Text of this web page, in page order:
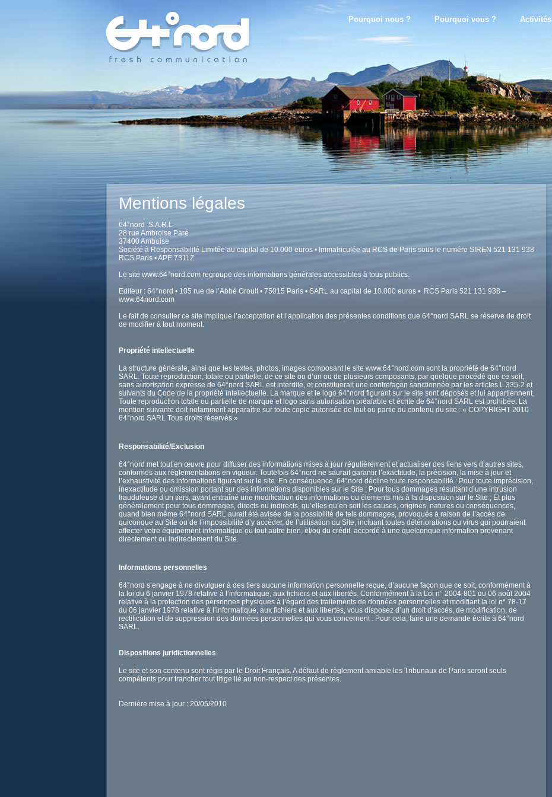
Activités
Pourquoi vous ?
Pourquoi nous ?
Mentions légales
64°nord S.A.R.L
28 rue Ambroise Paré
37400 Amboise
Société à Responsabilité Limitée au capital de 10.000 euros • Immatriculée au RCS de Paris sous le numéro SIREN 521 131 938
RCS Paris • APE 7311Z
Le site www.64°nord.com regroupe des informations générales accessibles à tous publics.
Editeur : 64°nord • 105 rue de l’Abbé Groult • 75015 Paris • SARL au capital de 10.000 euros • RCS Paris 521 131 938 –
www.64nord.com
Le fait de consulter ce site implique l’acceptation et l’application des présentes conditions que 64°nord SARL se réserve de droit
de modifier à tout moment.
Propriété intellectuelle
La structure générale, ainsi que les textes, photos, images composant le site www.64°nord.com sont la propriété de 64°nord
SARL. Toute reproduction, totale ou partielle, de ce site ou d’un ou de plusieurs composants, par quelque procédé que ce soit,
sans autorisation expresse de 64°nord SARL est interdite, et constituerait une contrefaçon sanctionnée par les articles L.335-2 et
suivants du Code de la propriété intellectuelle. La marque et le logo 64°nord figurant sur le site sont déposés et lui appartiennent.
Toute reproduction totale ou partielle de marque et logo sans autorisation préalable et écrite de 64°nord SARL est prohibée. La
mention suivante doit notamment apparaître sur toute copie autorisée de tout ou partie du contenu du site : « COPYRIGHT 2010
64°nord SARL Tous droits réservés »
Responsabilité/Exclusion
64°nord met tout en œuvre pour diffuser des informations mises à jour régulièrement et actualiser des liens vers d’autres sites,
conformes aux réglementations en vigueur. Toutefois 64°nord ne saurait garantir l’exactitude, la précision, la mise à jour et
l’exhaustivité des informations figurant sur le site. En conséquence, 64°nord décline toute responsabilité : Pour toute imprécision,
inexactitude ou omission portant sur des informations disponibles sur le Site ; Pour tous dommages résultant d’une intrusion
frauduleuse d’un tiers, ayant entraîné une modification des informations ou éléments mis à la disposition sur le Site ; Et plus
généralement pour tous dommages, directs ou indirects, qu’elles qu’en soit les causes, origines, natures ou conséquences,
quand bien même 64°nord SARL aurait été avisée de la possibilité de tels dommages, provoqués à raison de l’accès de
quiconque au Site ou de l’impossibilité d’y accéder, de l’utilisation du Site, incluant toutes détériorations ou virus qui pourraient
affecter votre équipement informatique ou tout autre bien, et/ou du crédit accordé à une quelconque information provenant
directement ou indirectement du Site.
Informations personnelles
64°nord s’engage à ne divulguer à des tiers aucune information personnelle reçue, d’aucune façon que ce soit, conformément à
la loi du 6 janvier 1978 relative à l’informatique, aux fichiers et aux libertés. Conformément à la Loi n° 2004-801 du 06 août 2004
relative à la protection des personnes physiques à l’égard des traitements de données personnelles et modifiant la loi n° 78-17
du 06 janvier 1978 relative à l’informatique, aux fichiers et aux libertés, vous disposez d’un droit d’accès, de modification, de
rectification et de suppression des données personnelles qui vous concernent . Pour cela, faire une demande écrite à 64°nord
SARL.
Dispositions juridictionnelles
Le site et son contenu sont régis par le Droit Français. A défaut de règlement amiable les Tribunaux de Paris seront seuls
compétents pour trancher tout litige lié au non-respect des présentes.
Dernière mise à jour : 20/05/2010